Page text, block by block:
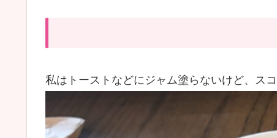
私はトーストなどにジャム塗らないけど、ス